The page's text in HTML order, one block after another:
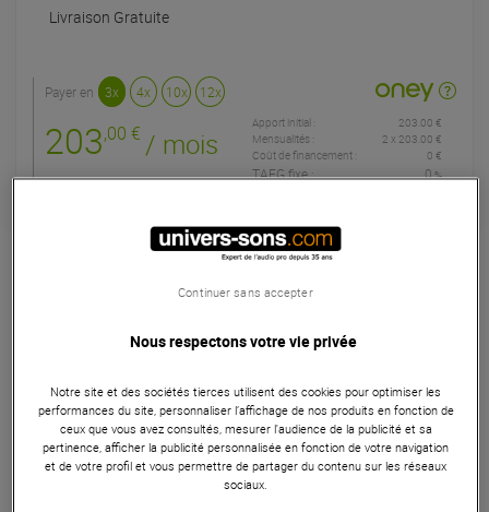
Livraison Gratuite
Payer en 3x 4x 10x 12x
203,00 € / mois
Apport initial :
203.00 €
Mensualités :
2 x 203.00 €
Coût de financement :
0 €
TAEG fixe : 0%
Garantie3 ans
Eligible à la Garantie Sérénité
Le Moog Labyrinth est un synthétiseur analogique semi-
vaste connectivité pour une exploration sonore sans
limites. Doté de VCO, d'un filtre state-variable et de
multiples options de modulateurs, il est parfait pour les
musiciens désirant expérimenter des sons complexes et
Nous respectons votre vie privée
Notre site et des sociétés tierces utilisent des cookies pour optimiser les
performances du site, personnaliser l’affichage de nos produits en fonction de
ceux que vous avez consultés, mesurer l'audience de la publicité et sa
pertinence, afficher la publicité personnalisée en fonction de votre navigation
et de votre profil et vous permettre de partager du contenu sur les réseaux
sociaux.
Continuer sans accepter